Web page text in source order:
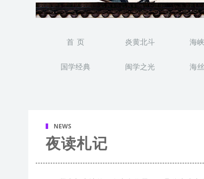
首 页 炎黄北斗 海
国学经典 闽学之光 海
NEWS
夜读札记